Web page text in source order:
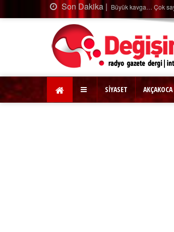
Son Dakika | Ağaçtan düştü…
SİYASET AKÇAKOCA